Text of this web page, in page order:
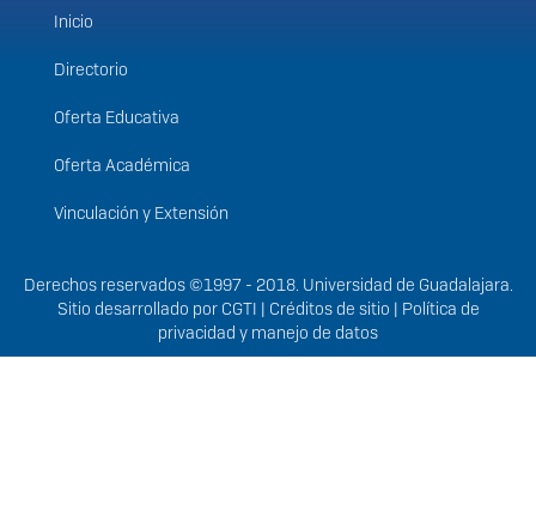
Menú
principal
Inicio
Directorio
Oferta Educativa
Oferta Académica
Vinculación y Extensión
Derechos
Derechos reservados ©1997 - 2018. Universidad de Guadalajara.
Sitio desarrollado por CGTI | Créditos de sitio | Política de
privacidad y manejo de datos